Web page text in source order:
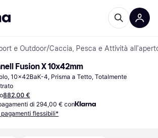
e Outdoor/Caccia, Pesca e Attività
Fusion X 10x42mm
10x42BaK-4, Prisma a Tetto, Totalmente
882,00 €
di 294,00 € con
pagamenti flessibili*